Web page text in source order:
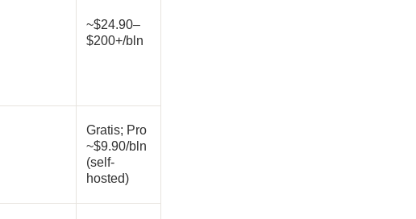
~$24.90–
$200+/bln
Gratis; Pro
~$9.90/bln
(self-
hosted)